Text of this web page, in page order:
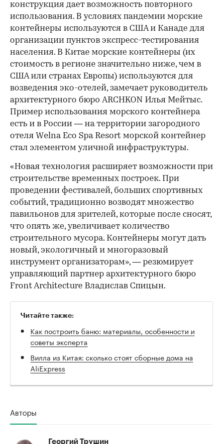
конструкция дает возможность повторного
использования. В условиях пандемии морские
контейнеры используются в США и Канаде для
организации пунктов экспресс-тестирования
населения. В Китае морские контейнеры (их
стоимость в регионе значительно ниже, чем в
США или странах Европы) используются для
возведения эко-отелей, замечает руководитель
архитектурного бюро ARCHKON Илья Мейтыс.
Пример использования морского контейнера
есть и в России — на территории загородного
отеля Welna Eco Spa Resort морской контейнер
стал элементом уличной инфраструктуры.
«Новая технология расширяет возможности при
строительстве временных построек. При
проведении фестивалей, больших спортивных
событий, традиционно возводят множество
павильонов для зрителей, которые после сносят,
что опять же, увеличивает количество
строительного мусора. Контейнеры могут дать
новый, экологичный и многоразовый
инструмент организаторам», — резюмирует
управляющий партнер архитектурного бюро
Front Architecture Владислав Спицын.
Читайте также:
Как построить баню: материалы, особенности и
советы эксперта
Вилла из Китая: сколько стоят сборные дома на
AliExpress
Авторы
Георгий Трушин